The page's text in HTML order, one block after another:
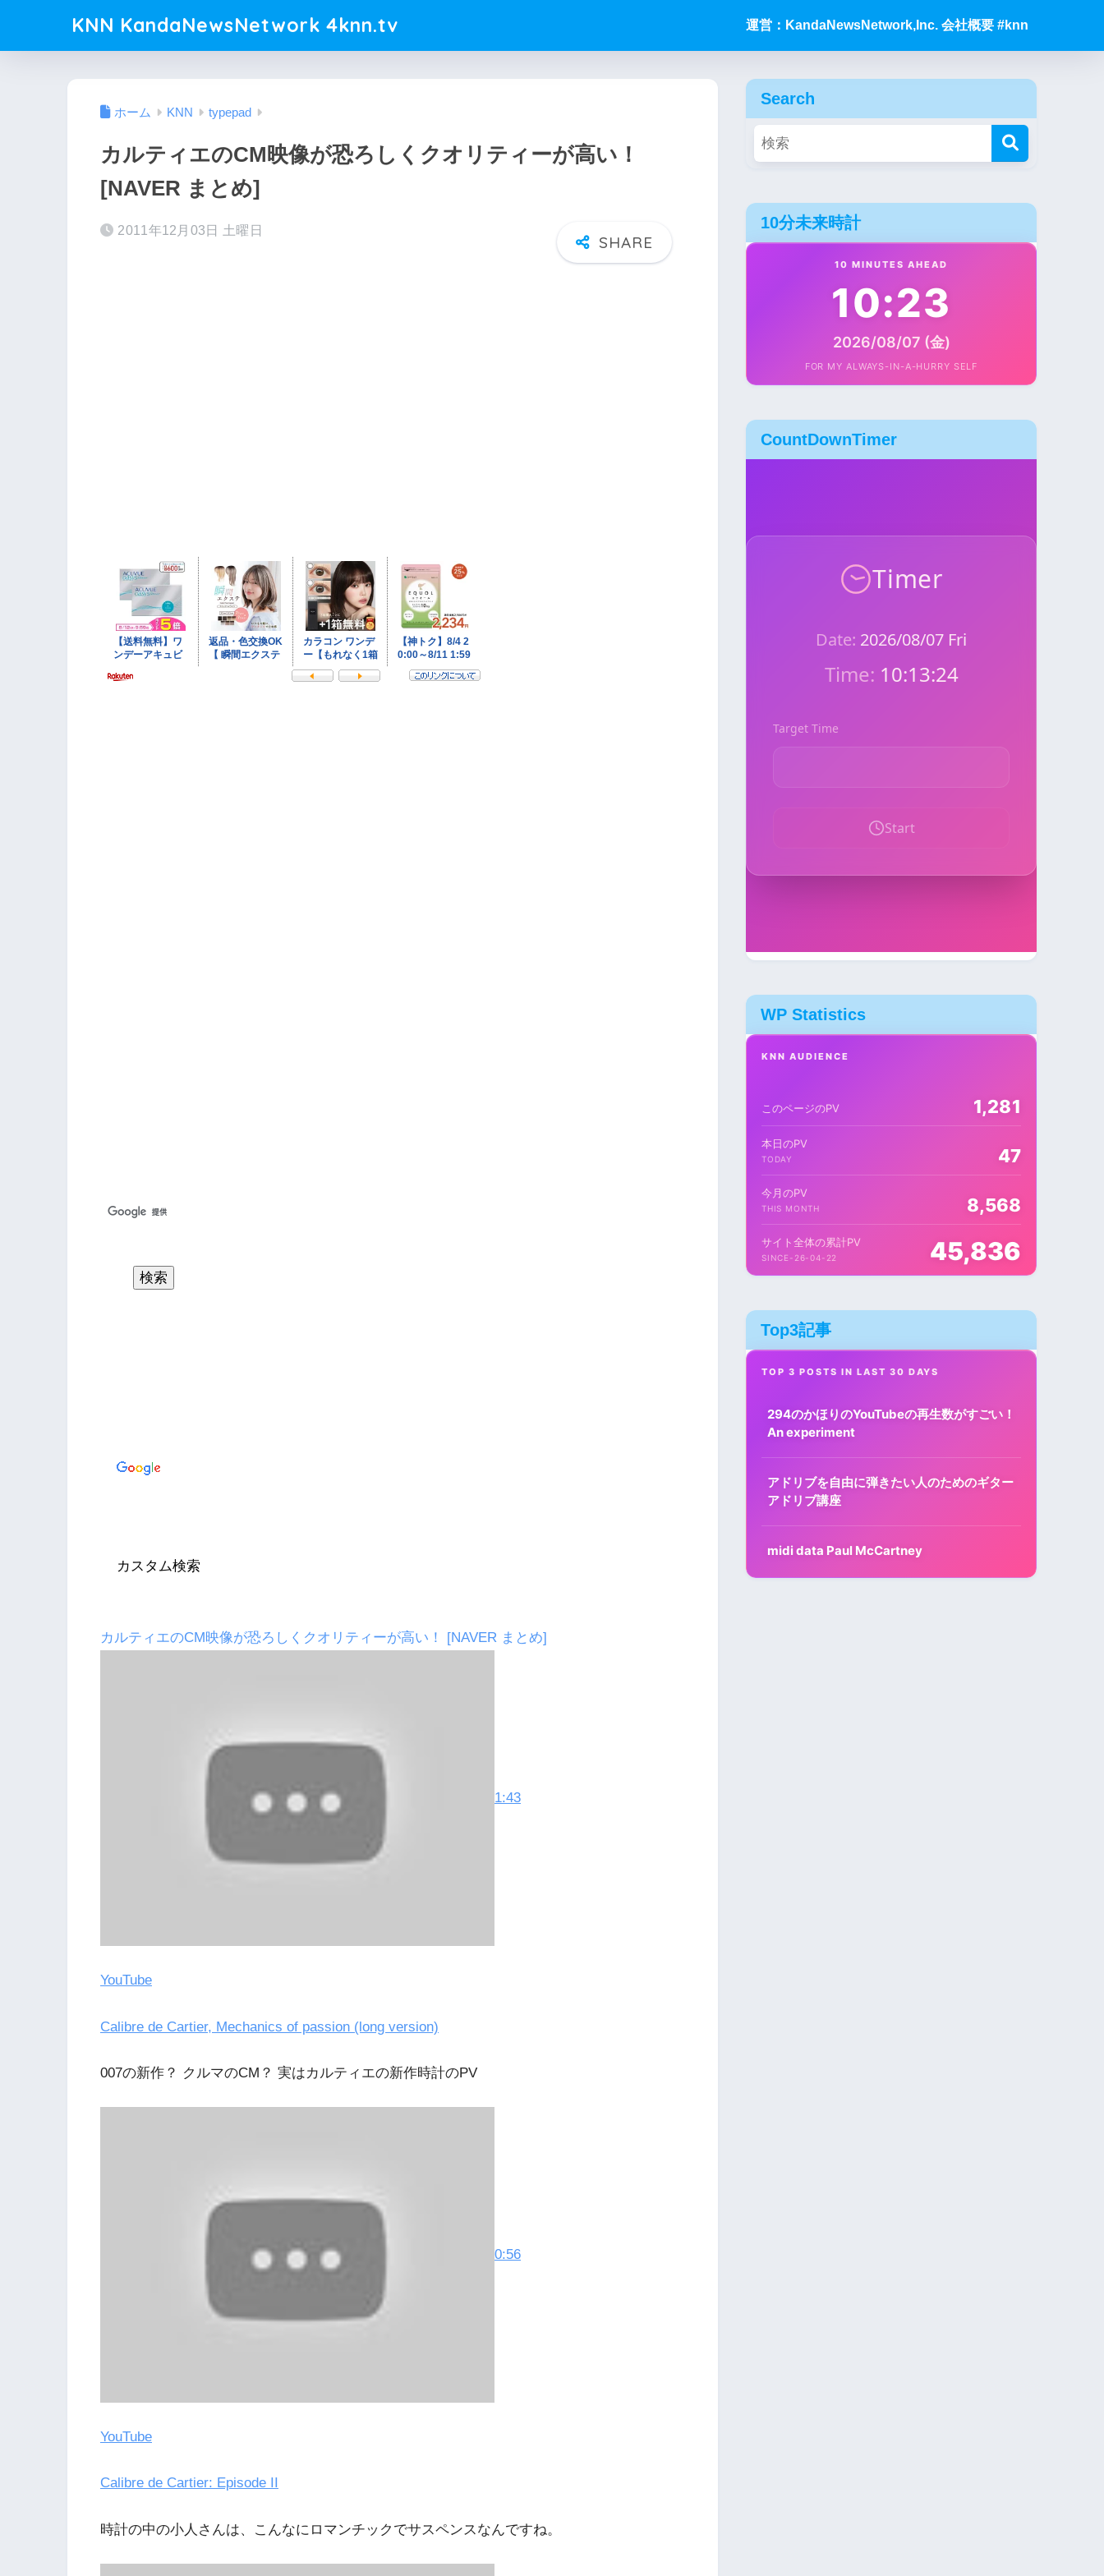
KNN KandaNewsNetwork 4knn.tv 運営：KandaNewsNetwork,Inc. 会社概要 #knn
ホーム KNN typepad
カルティエのCM映像が恐ろしくクオリティーが高い！
[NAVER まとめ]
2011年12月03日 土曜日
カスタム検索
カルティエのCM映像が恐ろしくクオリティーが高い！ [NAVER まとめ]
1:43
YouTube
Calibre de Cartier, Mechanics of passion (long version)
007の新作？ クルマのCM？ 実はカルティエの新作時計のPV
0:56
YouTube
Calibre de Cartier: Episode II
時計の中の小人さんは、こんなにロマンチックでサスペンスなんですね。
Search
10分未来時計
10 MINUTES AHEAD
10:23
2026/08/07 (金)
FOR MY ALWAYS-IN-A-HURRY SELF
CountDownTimer
WP Statistics
KNN AUDIENCE
このページのPV 1,281
本日のPV
TODAY 47
今月のPV
THIS MONTH 8,568
サイト全体の累計PV
SINCE-26-04-22 45,836
Top3記事
TOP 3 POSTS IN LAST 30 DAYS
294のかほりのYouTubeの再生数がすごい！
An experiment
アドリブを自由に弾きたい人のためのギター
アドリブ講座
midi data Paul McCartney